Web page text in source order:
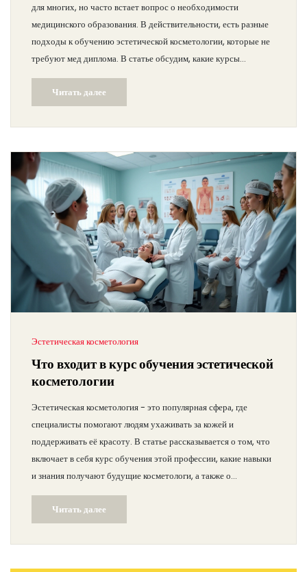
для многих, но часто встает вопрос о необходимости
медицинского образования. В действительности, есть разные
подходы к обучению эстетической косметологии, которые не
требуют мед диплома. В статье обсудим, какие курсы
доступны, чему они учат и как построить успешную карьеру
без медицинского фундамента.
Читать далее
Эстетическая косметология
Что входит в курс обучения эстетической
косметологии
Эстетическая косметология - это популярная сфера, где
специалисты помогают людям ухаживать за кожей и
поддерживать её красоту. В статье рассказывается о том, что
включает в себя курс обучения этой профессии, какие навыки
и знания получают будущие косметологи, а также о
перспективах работы в этой области.
Читать далее